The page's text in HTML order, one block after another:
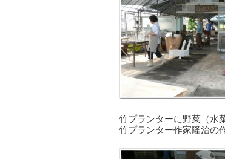
竹プランターに野菜（水
竹プランター作家隆治の